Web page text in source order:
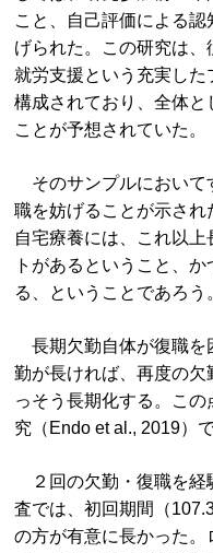
こと、自己評価による
げられた。この研究は、
就労支援という充実し
構成されており、全体
ことが予想されていた。
そのサンプルにおいて
職を妨げることが示され
自宅療養には、これ以
トがあるということ、
る、ということであろう
長期欠勤自体が復職を
勤が長ければ、再度の
っそう長期化する。こ
究（Endo et al., 2019）で
２回の欠勤・復職を経
査では、初回期間（
の方が有意に長かった